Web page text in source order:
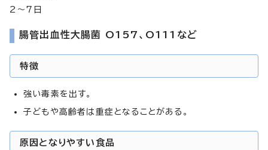
2～7日
腸管出血性大腸菌 O157、O111など
特徴
強い毒素を出す。
子どもや高齢者は重症となることがある。
原因となりやすい食品